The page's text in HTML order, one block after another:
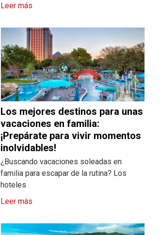
Leer más
Los mejores destinos para unas
vacaciones en familia:
¡Prepárate para vivir momentos
inolvidables!
¿Buscando vacaciones soleadas en
familia para escapar de la rutina? Los
hoteles
Leer más